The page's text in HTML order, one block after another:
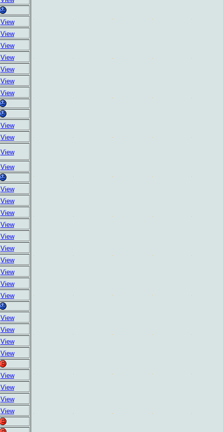
View
View
View
View
View
View
View
View
View
View
View
View
View
View
View
View
View
View
View
View
View
View
View
View
View
View
View
View
View